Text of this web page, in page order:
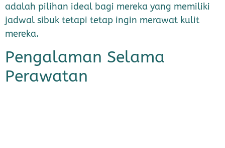
adalah pilihan ideal bagi mereka yang memiliki
jadwal sibuk tetapi tetap ingin merawat kulit
mereka.
Pengalaman Selama
Perawatan